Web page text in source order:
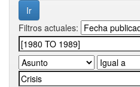
Filtros actuales: